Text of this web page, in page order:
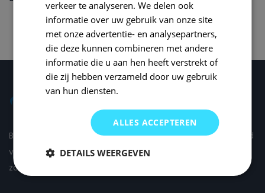
Bij Small Repair Systems begrijpen we dat autoschade altijd
vervelend is en daarom proberen wij om de schade voor u
zo comfortabel mogelijk te herstellen.
verkeer te analyseren. We delen ook
informatie over uw gebruik van onze site
met onze advertentie- en analysepartners,
die deze kunnen combineren met andere
informatie die u aan hen heeft verstrekt of
die zij hebben verzameld door uw gebruik
van hun diensten.
ALLES ACCEPTEREN
DETAILS WEERGEVEN